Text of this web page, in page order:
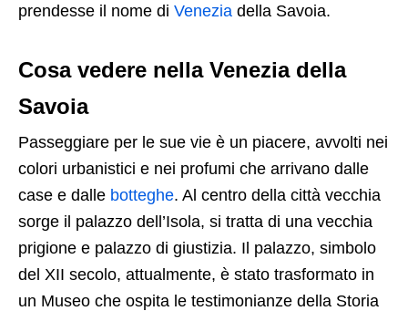
prendesse il nome di Venezia della Savoia.
Cosa vedere nella Venezia della
Savoia
Passeggiare per le sue vie è un piacere, avvolti nei
colori urbanistici e nei profumi che arrivano dalle
case e dalle botteghe. Al centro della città vecchia
sorge il palazzo dell’Isola, si tratta di una vecchia
prigione e palazzo di giustizia. Il palazzo, simbolo
del XII secolo, attualmente, è stato trasformato in
un Museo che ospita le testimonianze della Storia